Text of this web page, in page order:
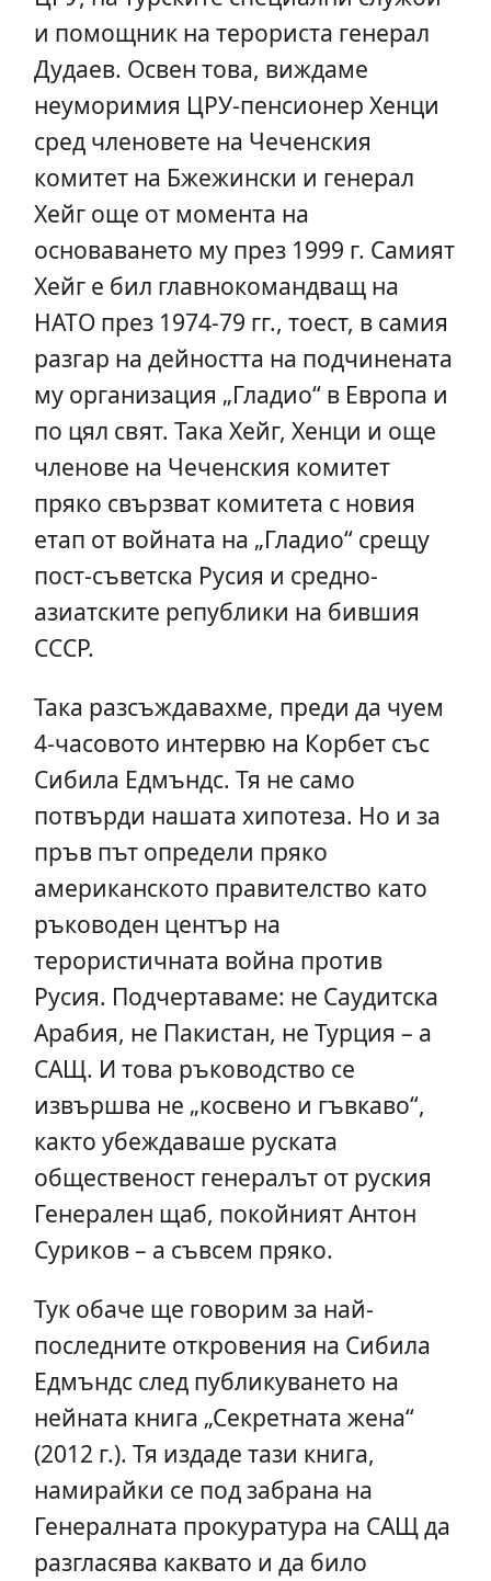
и помощник на терориста генерал
Дудаев. Освен това, виждаме
неуморимия ЦРУ-пенсионер Хенци
сред членовете на Чеченския
комитет на Бжежински и генерал
Хейг още от момента на
основаването му през 1999 г. Самият
Хейг е бил главнокомандващ на
НАТО през 1974-79 гг., тоест, в самия
разгар на дейността на подчинената
му организация „Гладио“ в Европа и
по цял свят. Така Хейг, Хенци и още
членове на Чеченския комитет
пряко свързват комитета с новия
етап от войната на „Гладио“ срещу
пост-съветска Русия и средно-
азиатските републики на бившия
СССР.
Така разсъждавахме, преди да чуем
4-часовото интервю на Корбет със
Сибила Едмъндс. Тя не само
потвърди нашата хипотеза. Но и за
пръв път определи пряко
американското правителство като
ръководен център на
терористичната война против
Русия. Подчертаваме: не Саудитска
Арабия, не Пакистан, не Турция – а
САЩ. И това ръководство се
извършва не „косвено и гъвкаво“,
както убеждаваше руската
общественост генералът от руския
Генерален щаб, покойният Антон
Суриков – а съвсем пряко.
Тук обаче ще говорим за най-
последните откровения на Сибила
Едмъндс след публикуването на
нейната книга „Секретната жена“
(2012 г.). Тя издаде тази книга,
намирайки се под забрана на
Генералната прокуратура на САЩ да
разгласява каквато и да било